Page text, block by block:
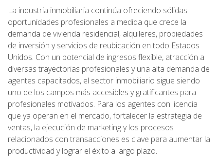
La industria inmobiliaria continúa ofreciendo sólidas
oportunidades profesionales a medida que crece la
demanda de vivienda residencial, alquileres, propiedades
de inversión y servicios de reubicación en todo Estados
Unidos. Con un potencial de ingresos flexible, atracción a
diversas trayectorias profesionales y una alta demanda de
agentes capacitados, el sector inmobiliario sigue siendo
uno de los campos más accesibles y gratificantes para
profesionales motivados. Para los agentes con licencia
que ya operan en el mercado, fortalecer la estrategia de
ventas, la ejecución de marketing y los procesos
relacionados con transacciones es clave para aumentar la
productividad y lograr el éxito a largo plazo.